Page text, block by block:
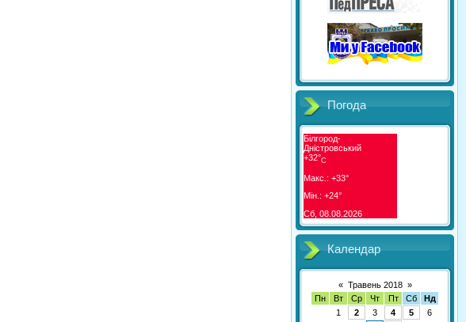
Погода
Білгород-
Дністровський
+32°C
Макс.: +33°
Мін.: +24°
Сб, 08.08.2026
Календар
« Травень 2018 »
Пн
Вт Ср Чт Пт Сб
Нд
1
2 3 4 5
6